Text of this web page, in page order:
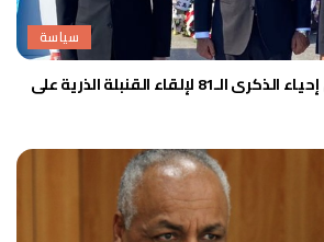
سياسة
وزير التعليم يشارك في إحياء الذكرى الـ81 لإلقاء القنبلة الذرية على